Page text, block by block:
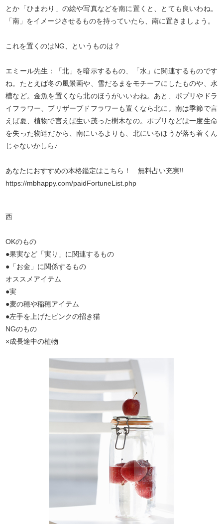
とか「ひまわり」の絵や写真などを南に置くと、とても良いわね。
「南」をイメージさせるものを持っていたら、南に置きましょう。
これを置くのはNG、というものは？
エミール先生：「北」を暗示するもの、「水」に関連するものです
ね。たとえば冬の風景画や、雪だるまをモチーフにしたものや、水
槽など。金魚を置くなら北のほうがいいわね。あと、ポプリやドラ
イフラワー、プリザーブドフラワーも置くなら北に。南は季節で言
えば夏、植物で言えば生い茂った樹木なの。ポプリなどは一度生命
を失った物達だから、南にいるよりも、北にいるほうが落ち着くん
じゃないかしら♪
あなたにおすすめの本格鑑定はこちら！ 無料占い充実!!
https://mbhappy.com/paidFortuneList.php
西
OKのもの
●果実など「実り」に関連するもの
●「お金」に関係するもの
オススメアイテム
●実
●麦の穂や稲穂アイテム
●左手を上げたピンクの招き猫
NGのもの
×成長途中の植物